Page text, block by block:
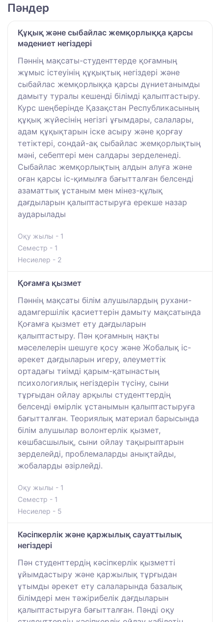
Пәндер
Құқық және сыбайлас жемқорлыққа қарсы
мәдениет негіздері
Пәннің мақсаты-студенттерде қоғамның
жұмыс істеуінің құқықтық негіздері және
сыбайлас жемқорлыққа қарсы дүниетанымды
дамыту туралы кешенді білімді қалыптастыру.
Курс шеңберінде Қазақстан Республикасының
құқық жүйесінің негізгі ұғымдары, салалары,
адам құқықтарын іске асыру және қорғау
тетіктері, сондай-ақ сыбайлас жемқорлықтың
мәні, себептері мен салдары зерделенеді.
Сыбайлас жемқорлықтың алдын алуға және
оған қарсы іс-қимылға бағытталған белсенді
азаматтық ұстаным мен мінез-құлық
дағдыларын қалыптастыруға ерекше назар
аударылады
Оқу жылы - 1
Семестр - 1
Несиелер - 2
Қоғамға қызмет
Пәннің мақсаты білім алушылардың рухани-
адамгершілік қасиеттерін дамыту мақсатында
Қоғамға қызмет ету дағдыларын
қалыптастыру. Пән қоғамның нақты
мәселелерін шешуге қосу және Жобалық іс-
әрекет дағдыларын игеру, әлеуметтік
ортадағы тиімді қарым-қатынастың
психологиялық негіздерін түсіну, сыни
тұрғыдан ойлау арқылы студенттердің
белсенді өмірлік ұстанымын қалыптастыруға
бағытталған. Теориялық материал барысында
білім алушылар волонтерлік қызмет,
көшбасшылық, сыни ойлау тақырыптарын
зерделейді, проблемаларды анықтайды,
жобаларды әзірлейді.
Оқу жылы - 1
Семестр - 1
Несиелер - 5
Кәсіпкерлік және қаржылық сауаттылық
негіздері
Пән студенттердің кәсіпкерлік қызметті
ұйымдастыру және қаржылық тұрғыдан
ұтымды әрекет ету салаларында базалық
білімдері мен тәжірибелік дағдыларын
қалыптастыруға бағытталған. Пәнді оқу